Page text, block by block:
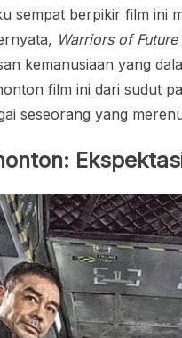
sempat berpikir film ini
Warriors of Future
kemanusiaan yang
film ini dari sudut
seseorang yang